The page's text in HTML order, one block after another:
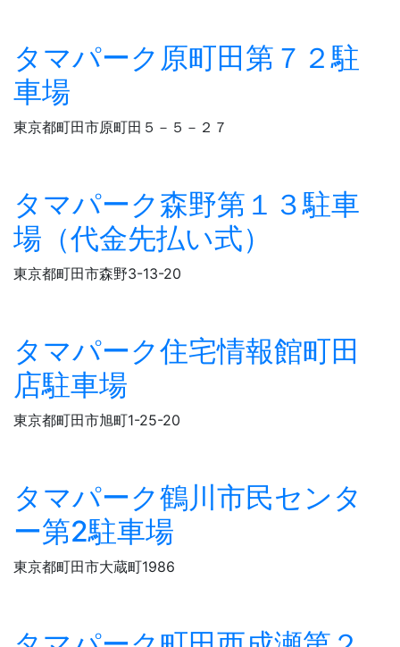
タマパーク原町田第７２駐
車場
東京都町田市原町田５－５－２７
タマパーク森野第１３駐車
場（代金先払い式）
東京都町田市森野3-13-20
タマパーク住宅情報館町田
店駐車場
東京都町田市旭町1-25-20
タマパーク鶴川市民センタ
ー第2駐車場
東京都町田市大蔵町1986